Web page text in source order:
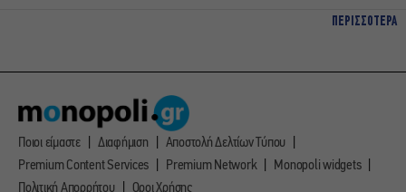
ΠΕΡΙΣΣΟΤΕΡΑ
Ποιοι είμαστε Διαφήμιση
Αποστολή Δελτίων Τύπου
Premium Content Services
Premium Network
Monopoli widgets
Πολιτική Απορρήτου
Οροι Χρήσης